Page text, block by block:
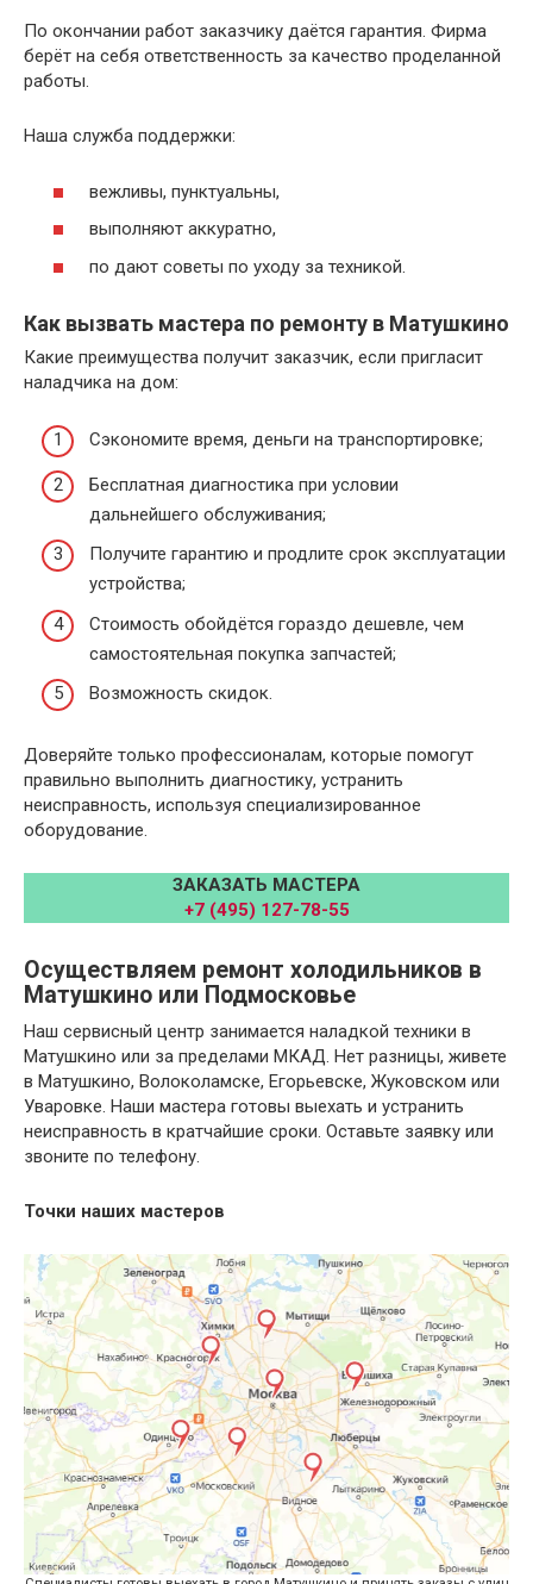
По окончании работ заказчику даётся гарантия. Фирма
берёт на себя ответственность за качество проделанной
работы.
Наша служба поддержки:
вежливы, пунктуальны,
выполняют аккуратно,
по дают советы по уходу за техникой.
Как вызвать мастера по ремонту в Матушкино
Какие преимущества получит заказчик, если пригласит
наладчика на дом:
Сэкономите время, деньги на транспортировке;
Бесплатная диагностика при условии
дальнейшего обслуживания;
Получите гарантию и продлите срок эксплуатации
устройства;
Стоимость обойдётся гораздо дешевле, чем
самостоятельная покупка запчастей;
Возможность скидок.
Доверяйте только профессионалам, которые помогут
правильно выполнить диагностику, устранить
неисправность, используя специализированное
оборудование.
ЗАКАЗАТЬ МАСТЕРА
+7 (495) 127-78-55
Осуществляем ремонт холодильников в
Матушкино или Подмосковье
Наш сервисный центр занимается наладкой техники в
Матушкино или за пределами МКАД. Нет разницы, живете
в Матушкино, Волоколамске, Егорьевске, Жуковском или
Уваровке. Наши мастера готовы выехать и устранить
неисправность в кратчайшие сроки. Оставьте заявку или
звоните по телефону.
Точки наших мастеров